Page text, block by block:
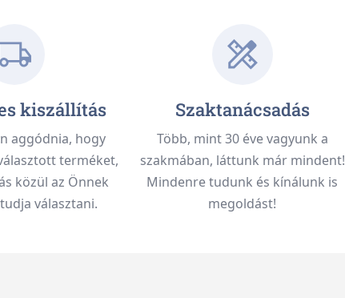
kiszállítás
aggódnia, hogy
terméket,
közül az Önnek
választani.
Szaktanácsadás
Több, mint 30 éve vagyunk a
szakmában, láttunk már mindent!
Mindenre tudunk és kínálunk is
megoldást!